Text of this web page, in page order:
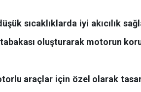
sıcaklıklarda iyi akıcılık
oluşturarak motorun
araçlar için özel olarak